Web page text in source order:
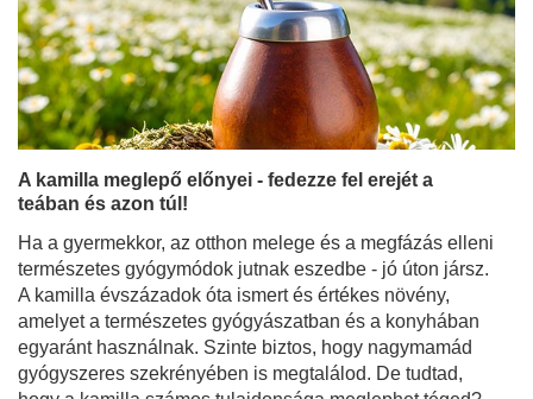
A kamilla meglepő előnyei - fedezze fel erejét a
teában és azon túl!
Ha a gyermekkor, az otthon melege és a megfázás elleni
természetes gyógymódok jutnak eszedbe - jó úton jársz.
A kamilla évszázadok óta ismert és értékes növény,
amelyet a természetes gyógyászatban és a konyhában
egyaránt használnak. Szinte biztos, hogy nagymamád
gyógyszeres szekrényében is megtalálod. De tudtad,